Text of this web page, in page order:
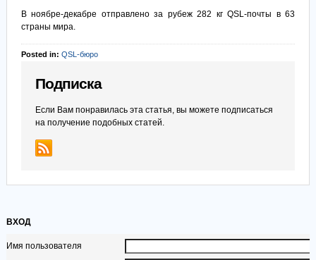
В ноябре-декабре отправлено за рубеж 282 кг QSL-почты в 63
страны мира.
Posted in: QSL-бюро
Подписка
Если Вам понравилась эта статья, вы можете подписаться
на получение подобных статей.
ВХОД
Имя пользователя